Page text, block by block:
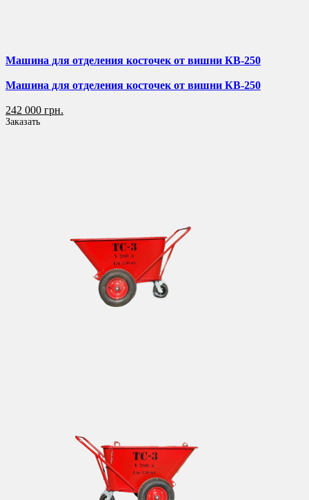
Машина для отделения косточек от вишни КВ-250
Машина для отделения косточек от вишни КВ-250
242 000 грн.
Заказать